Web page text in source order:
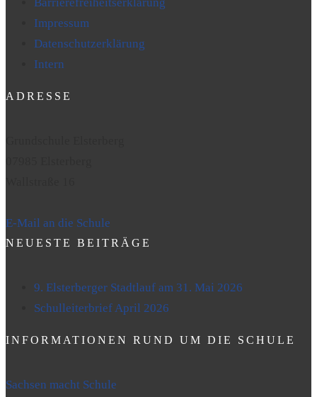
Impressum
Datenschutzerklärung
Intern
ADRESSE
E-Mail an die Schule
NEUESTE BEITRÄGE
9. Elsterberger Stadtlauf am 31. Mai 2026
Schulleiterbrief April 2026
INFORMATIONEN RUND UM DIE SCHULE
Sachsen macht Schule